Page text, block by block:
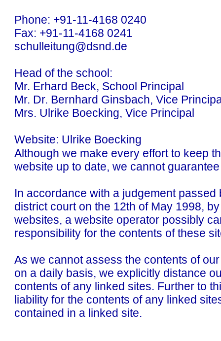
Phone: +91-11-4168 0240
Fax: +91-11-4168 0241
schulleitung@dsnd.de
Head of the school:
Mr. Erhard Beck, School Principal
Mr. Dr. Bernhard Ginsbach, Vice
Mrs. Ulrike Boecking, Vice Principal
Website: Ulrike Boecking
Although we make every effort to keep
website up to date, we cannot
In accordance with a judgement passed
district court on the 12th of May 1998,
websites, a website operator possibly
responsibility for the contents of these
As we cannot assess the contents of
on a daily basis, we explicitly distance
contents of any linked sites. Further to
liability for the contents of any linked
contained in a linked site.